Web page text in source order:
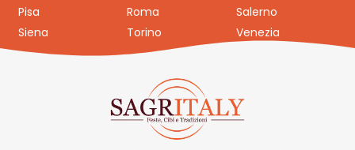
Pisa
Roma
Salerno
Siena
Torino Venezia